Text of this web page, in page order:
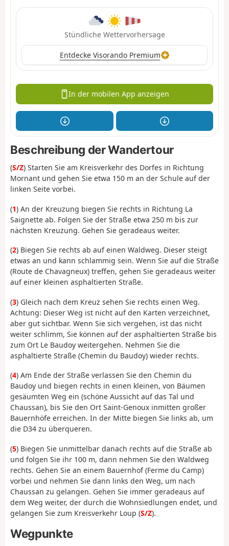
Stündliche Wettervorhersage
Entdecke Visorando Premium
In der mobilen App anzeigen
Beschreibung der Wandertour
(S/Z) Starten Sie am Kreisverkehr des Dorfes in Richtung
Mornant und gehen Sie etwa 150 m an der Schule auf der
linken Seite vorbei.
(1) An der Kreuzung biegen Sie rechts in Richtung La
Saignette ab. Folgen Sie der Straße etwa 250 m bis zur
nächsten Kreuzung. Gehen Sie geradeaus weiter.
(2) Biegen Sie rechts ab auf einen Waldweg. Dieser steigt
etwas an und kann schlammig sein. Wenn Sie auf die Straße
(Route de Chavagneux) treffen, gehen Sie geradeaus weiter
auf einer kleinen asphaltierten Straße.
(3) Gleich nach dem Kreuz sehen Sie rechts einen Weg.
Achtung: Dieser Weg ist nicht auf den Karten verzeichnet,
aber gut sichtbar. Wenn Sie sich vergehen, ist das nicht
weiter schlimm, Sie können auf der asphaltierten Straße bis
zum Ort Le Baudoy weitergehen. Nehmen Sie die
asphaltierte Straße (Chemin du Baudoy) wieder rechts.
(4) Am Ende der Straße verlassen Sie den Chemin du
Baudoy und biegen rechts in einen kleinen, von Bäumen
gesäumten Weg ein (schöne Aussicht auf das Tal und
Chaussan), bis Sie den Ort Saint-Genoux inmitten großer
Bauernhöfe erreichen. In der Mitte biegen Sie links ab, um
die D34 zu überqueren.
(5) Biegen Sie unmittelbar danach rechts auf die Straße ab
und folgen Sie ihr 100 m, dann nehmen Sie den Waldweg
rechts. Gehen Sie an einem Bauernhof (Ferme du Camp)
vorbei und nehmen Sie dann links den Weg, um nach
Chaussan zu gelangen. Gehen Sie immer geradeaus auf
dem Weg weiter, der durch die Wohnsiedlungen endet, und
gelangen Sie zum Kreisverkehr Loup (S/Z).
Wegpunkte